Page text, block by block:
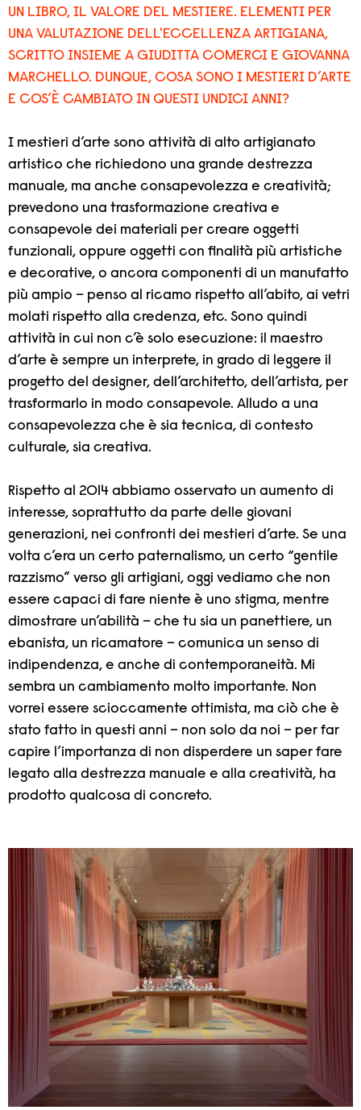
UN LIBRO, IL VALORE DEL MESTIERE. ELEMENTI PER
UNA VALUTAZIONE DELL'ECCELLENZA ARTIGIANA,
SCRITTO INSIEME A GIUDITTA COMERCI E GIOVANNA
MARCHELLO. DUNQUE, COSA SONO I MESTIERI D’ARTE
E COS’È CAMBIATO IN QUESTI UNDICI ANNI?
I mestieri d’arte sono attività di alto artigianato
artistico che richiedono una grande destrezza
manuale, ma anche consapevolezza e creatività;
prevedono una trasformazione creativa e
consapevole dei materiali per creare oggetti
funzionali, oppure oggetti con finalità più artistiche
e decorative, o ancora componenti di un manufatto
più ampio – penso al ricamo rispetto all’abito, ai vetri
molati rispetto alla credenza, etc. Sono quindi
attività in cui non c’è solo esecuzione: il maestro
d’arte è sempre un interprete, in grado di leggere il
progetto del designer, dell’architetto, dell’artista, per
trasformarlo in modo consapevole. Alludo a una
consapevolezza che è sia tecnica, di contesto
culturale, sia creativa.
Rispetto al 2014 abbiamo osservato un aumento di
interesse, soprattutto da parte delle giovani
generazioni, nei confronti dei mestieri d’arte. Se una
volta c’era un certo paternalismo, un certo “gentile
razzismo” verso gli artigiani, oggi vediamo che non
essere capaci di fare niente è uno stigma, mentre
dimostrare un’abilità – che tu sia un panettiere, un
ebanista, un ricamatore – comunica un senso di
indipendenza, e anche di contemporaneità. Mi
sembra un cambiamento molto importante. Non
vorrei essere scioccamente ottimista, ma ciò che è
stato fatto in questi anni – non solo da noi – per far
capire l’importanza di non disperdere un saper fare
legato alla destrezza manuale e alla creatività, ha
prodotto qualcosa di concreto.